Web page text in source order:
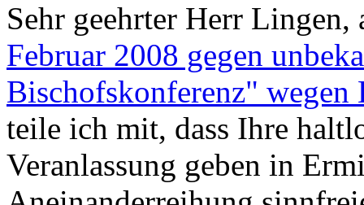
Sehr geehrter Herr
Februar 2008 gegen
Bischofskonferenz" wegen
teile ich mit, dass Ihre
Veranlassung geben in